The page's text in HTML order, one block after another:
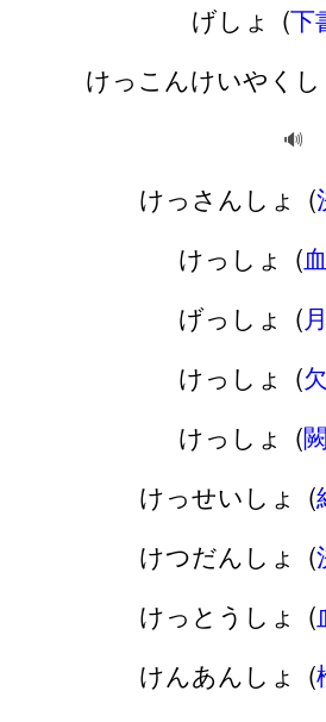
げしょ (下
けっこんけいやくし
🔊
けっさんしょ (
けっしょ (
げっしょ (
けっしょ (
けっしょ (
けっせいしょ (
けつだんしょ (
けっとうしょ (
けんあんしょ (